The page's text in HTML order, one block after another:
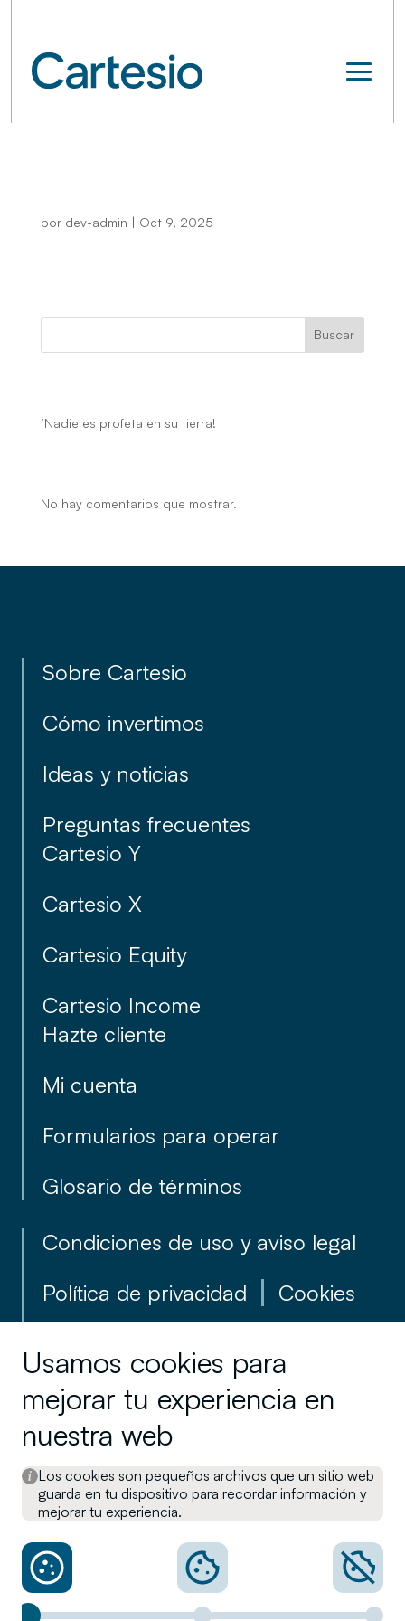
Usamos cookies para
mejorar tu experiencia en
nuestra web
Los cookies son pequeños archivos que un sitio web
guarda en tu dispositivo para recordar información y
mejorar tu experiencia.
por dev-admin | Oct 9, 2025
Buscar
¡Nadie es profeta en su tierra!
No hay comentarios que mostrar.
Sobre Cartesio
Cómo invertimos
Ideas y noticias
Preguntas frecuentes
Cartesio Y
Cartesio X
Cartesio Equity
Cartesio Income
Hazte cliente
Mi cuenta
Formularios para operar
Glosario de términos
Condiciones de uso y aviso legal
Política de privacidad
Cookies
cliente
Información en materia de
sostenibilidad
Canal interno de Denuncias
Otra información legal